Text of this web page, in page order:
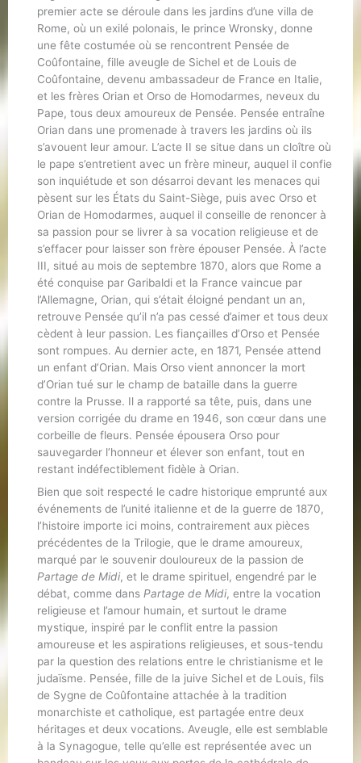
premier acte se déroule dans les jardins d’une villa de
Rome, où un exilé polonais, le prince Wronsky, donne
une fête costumée où se rencontrent Pensée de
Coûfontaine, fille aveugle de Sichel et de Louis de
Coûfontaine, devenu ambassadeur de France en Italie,
et les frères Orian et Orso de Homodarmes, neveux du
Pape, tous deux amoureux de Pensée. Pensée entraîne
Orian dans une promenade à travers les jardins où ils
s’avouent leur amour. L’acte II se situe dans un cloître où
le pape s’entretient avec un frère mineur, auquel il confie
son inquiétude et son désarroi devant les menaces qui
pèsent sur les États du Saint-Siège, puis avec Orso et
Orian de Homodarmes, auquel il conseille de renoncer à
sa passion pour se livrer à sa vocation religieuse et de
s’effacer pour laisser son frère épouser Pensée. À l’acte
III, situé au mois de septembre 1870, alors que Rome a
été conquise par Garibaldi et la France vaincue par
l’Allemagne, Orian, qui s’était éloigné pendant un an,
retrouve Pensée qu’il n’a pas cessé d’aimer et tous deux
cèdent à leur passion. Les fiançailles d’Orso et Pensée
sont rompues. Au dernier acte, en 1871, Pensée attend
un enfant d’Orian. Mais Orso vient annoncer la mort
d’Orian tué sur le champ de bataille dans la guerre
contre la Prusse. Il a rapporté sa tête, puis, dans une
version corrigée du drame en 1946, son cœur dans une
corbeille de fleurs. Pensée épousera Orso pour
sauvegarder l’honneur et élever son enfant, tout en
restant indéfectiblement fidèle à Orian.
Bien que soit respecté le cadre historique emprunté aux
événements de l’unité italienne et de la guerre de 1870,
l’histoire importe ici moins, contrairement aux pièces
précédentes de la Trilogie, que le drame amoureux,
marqué par le souvenir douloureux de la passion de
Partage de Midi, et le drame spirituel, engendré par le
débat, comme dans Partage de Midi, entre la vocation
religieuse et l’amour humain, et surtout le drame
mystique, inspiré par le conflit entre la passion
amoureuse et les aspirations religieuses, et sous-tendu
par la question des relations entre le christianisme et le
judaïsme. Pensée, fille de la juive Sichel et de Louis, fils
de Sygne de Coûfontaine attachée à la tradition
monarchiste et catholique, est partagée entre deux
héritages et deux vocations. Aveugle, elle est semblable
à la Synagogue, telle qu’elle est représentée avec un